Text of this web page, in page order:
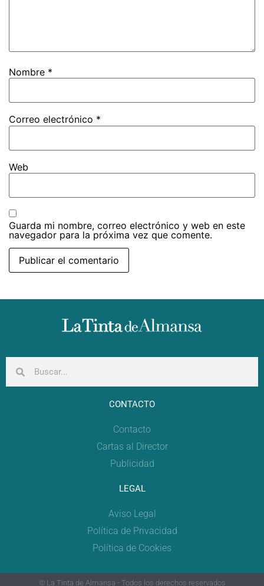
Nombre *
Correo electrónico *
Web
Guarda mi nombre, correo electrónico y web en este
navegador para la próxima vez que comente.
CONTACTO
Contacto
Cartas al Director
Publicidad
LEGAL
Aviso Legal
Política de Privacidad
Política de Cookies
© La Tinta de Almansa - Todos los derechos reservados